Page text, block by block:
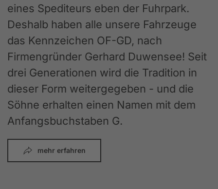
eines Spediteurs eben der Fuhrpark.
Deshalb haben alle unsere Fahrzeuge
das Kennzeichen OF-GD, nach
Firmengründer Gerhard Duwensee! Seit
drei Generationen wird die Tradition in
dieser Form weitergegeben - und die
Söhne erhalten einen Namen mit dem
Anfangsbuchstaben G.
mehr erfahren